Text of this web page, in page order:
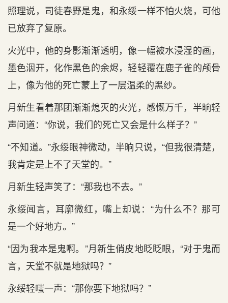
照理说，司徒春野是鬼，和永绥一样不怕火烧，可他
已放弃了复原。
火光中，他的身影渐渐透明，像一幅被水浸湿的画，
墨色洇开，化作黑色的余烬，轻轻覆在鹿子雀的颅骨
上，像为他的死亡蒙上了一层温柔的黑纱。
月新生看着那团渐渐熄灭的火光，感慨万千，半晌轻
声问道：“你说，我们的死亡又会是什么样子？”
“不知道。”永绥眼神微动，半晌只说，“但我很清楚，
我肯定是上不了天堂的。”
月新生轻声笑了：“那我也不去。”
永绥闻言，耳廓微红，嘴上却说：“为什么不？那可
是一个好地方。”
“因为我本是鬼啊。”月新生俏皮地眨眨眼，“对于鬼而
言，天堂不就是地狱吗？”
永绥轻嗤一声：“那你要下地狱吗？”